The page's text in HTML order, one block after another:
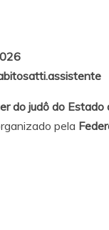
do judô do Estado
pela